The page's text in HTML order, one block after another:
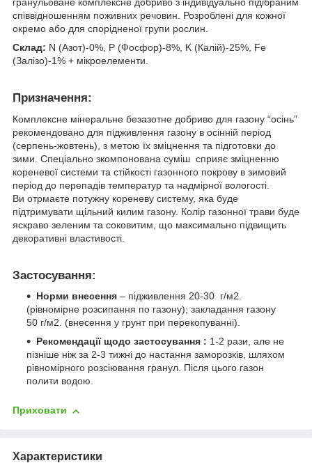
співвідношенням поживних речовин. Розроблені для кожної
окремо або для спорідненої групи рослин.
Склад: N (Азот)-0%, P (Фосфор)-8%, K (Калій)-25%, Fe
(Залізо)-1% + мікроелементи.
Призначення:
Комплексне мінеральне безазотне добриво для газону “осінь”
рекомендовано для підживлення газону в осінній період
(серпень-жовтень), з метою їх зміцнення та підготовки до
зими. Спеціально зкомпонована суміш сприяє зміцненню
кореневої системи та стійкості газонного покрову в зимовий
період до перепадів температур та надмірної вологості.
Ви отрмаєте потужну кореневу систему, яка буде
підтримувати щільний килим газону. Колір газонної трави буде
яскраво зеленим та соковитим, що максимально підвищить
декоративні властивості.
Застосування:
Норми внесення – підживлення 20-30 г/м2.
(рівномірне розсипання по газону); закладання газону
50 г/м2. (внесення у грунт при перекопуванні).
Рекомендації щодо застосування : 1-2 рази, але не
пізніше ніж за 2-3 тижні до настання заморозків, шляхом
рівномірного розсіювання гранул. Після цього газон
полити водою.
Приховати
Характеристики